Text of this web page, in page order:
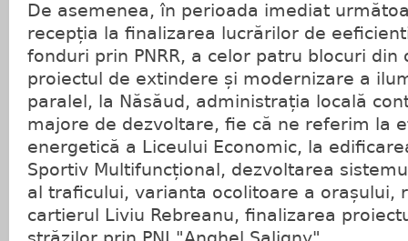
De asemenea, în perioada imediat
recepția la finalizarea lucrărilor de
fonduri prin PNRR, a celor patru blocuri din
proiectul de extindere și modernizare a
paralel, la Năsăud, administrația locală
majore de dezvoltare, fie că ne referim la
energetică a Liceului Economic, la
Sportiv Multifuncțional, dezvoltarea
al traficului, varianta ocolitoare a orașului,
cartierul Liviu Rebreanu, finalizarea